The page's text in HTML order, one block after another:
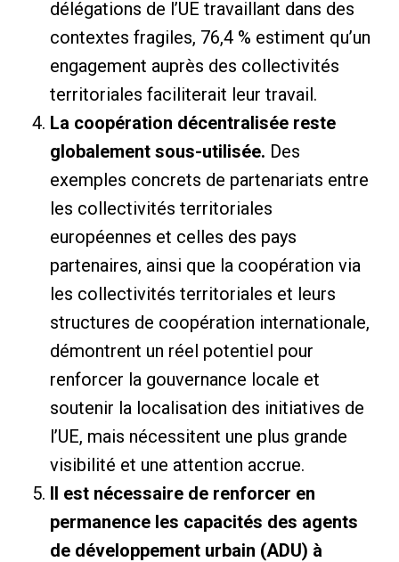
délégations de l’UE travaillant dans des
contextes fragiles, 76,4 % estiment qu’un
engagement auprès des collectivités
territoriales faciliterait leur travail.
La coopération décentralisée reste
globalement sous-utilisée. Des
exemples concrets de partenariats entre
les collectivités territoriales
européennes et celles des pays
partenaires, ainsi que la coopération via
les collectivités territoriales et leurs
structures de coopération internationale,
démontrent un réel potentiel pour
renforcer la gouvernance locale et
soutenir la localisation des initiatives de
l’UE, mais nécessitent une plus grande
visibilité et une attention accrue.
Il est nécessaire de renforcer en
permanence les capacités des agents
de développement urbain (ADU) à